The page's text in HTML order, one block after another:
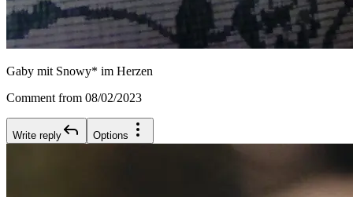
Gaby mit Snowy* im Herzen
Comment from 08/02/2023
Write reply Options